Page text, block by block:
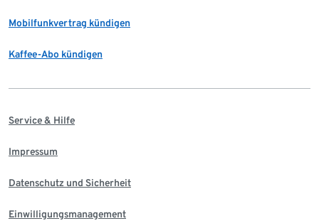
Mobilfunkvertrag kündigen
Kaffee-Abo kündigen
Service & Hilfe
Impressum
Datenschutz und Sicherheit
Einwilligungsmanagement